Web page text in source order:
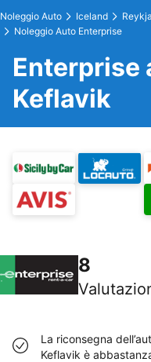
Noleggio Auto Iceland
Noleggio Auto Enterprise
Enterprise
Keflavik
8
La riconsegna
Keflavik è